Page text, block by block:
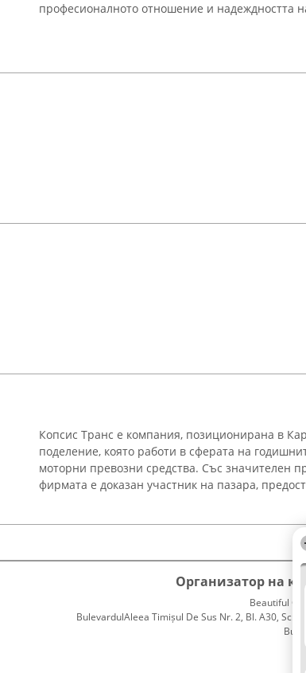
професионалното отношение и надеждността
Копсис Транс е компания, позиционирана в
поделение, която работи в сферата на
моторни превозни средства. Със значителен
фирмата е доказан участник на пазара,
Организатор на
Beautiful
BulevardulAleea Timișul De Sus Nr. 2, Bl. A30, Sc. A,